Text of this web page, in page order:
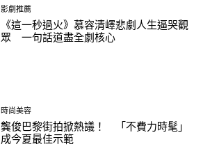
影劇推薦
《這一秒過火》慕容清嶧悲劇人生逼哭觀
眾 一句話道盡全劇核心
時尚美容
龔俊巴黎街拍掀熱議！ 「不費力時髦」
成今夏最佳示範